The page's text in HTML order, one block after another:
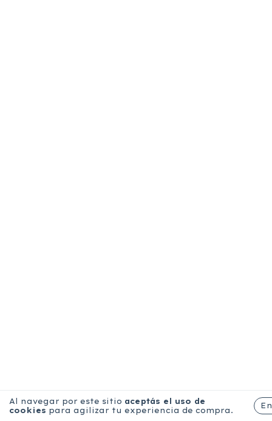
Al navegar por este sitio aceptás el uso de
cookies para agilizar tu experiencia de compra.